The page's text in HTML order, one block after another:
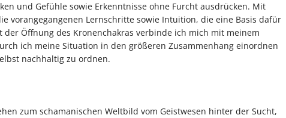
und Gefühle sowie Erkenntnisse ohne Furcht ausdrücken. Mit
vorangegangenen Lernschritte sowie Intuition, die eine Basis dafür
Öffnung des Kronenchakras verbinde ich mich mit meinem
ich meine Situation in den größeren Zusammenhang einordnen
nachhaltig zu ordnen.
zum schamanischen Weltbild vom Geistwesen hinter der Sucht,